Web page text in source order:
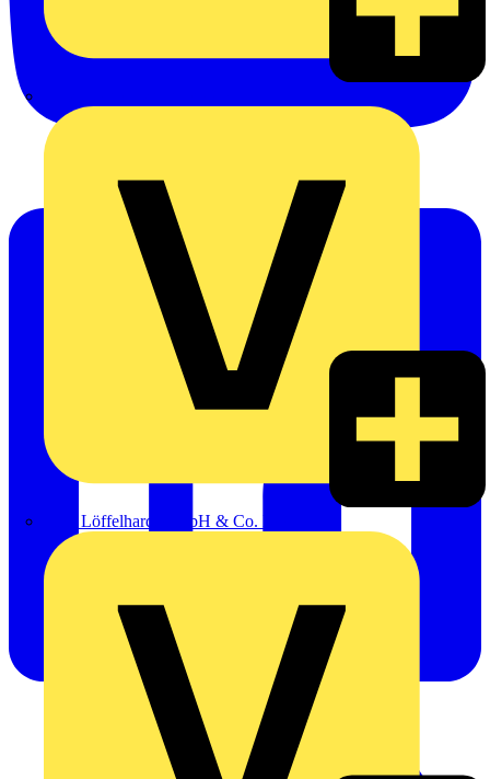
Emil Löffelhardt GmbH & Co. KG